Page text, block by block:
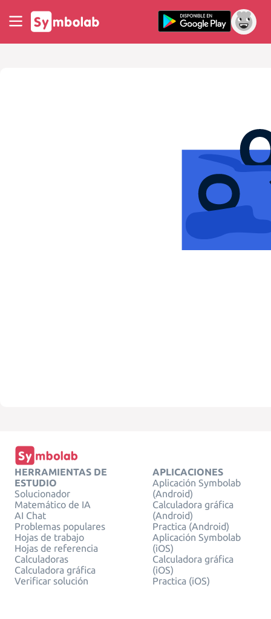
HERRAMIENTAS DE
ESTUDIO
Solucionador
Matemático de IA
AI Chat
Problemas populares
Hojas de trabajo
Hojas de referencia
Calculadoras
Calculadora gráfica
Verificar solución
APLICACIONES
Aplicación Symbolab
(Android)
Calculadora gráfica
(Android)
Practica (Android)
Aplicación Symbolab
(iOS)
Calculadora gráfica
(iOS)
Practica (iOS)